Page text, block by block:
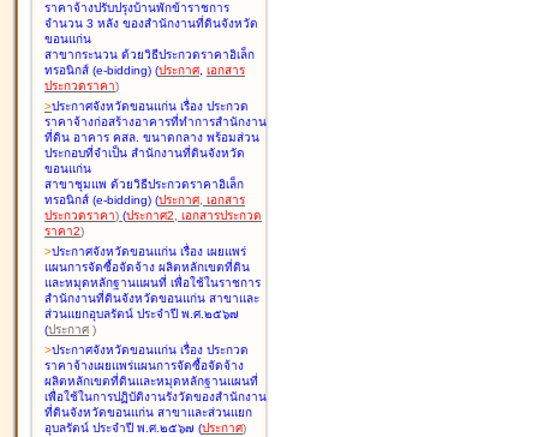
ราคาจ้างปรับปรุงบ้านพักข้าราชการ
จำนวน 3 หลัง ของสำนักงานที่ดินจังหวัด
ขอนแก่น
สาขากระนวน ด้วยวิธีประกวดราคาอิเล็ก
ทรอนิกส์ (e-bidding) (ประกาศ, เอกสาร
ประกวดราคา)
>ประกาศจังหวัดขอนแก่น เรื่อง ประกวด
ราคาจ้างก่อสร้างอาคารที่ทำการสำนักงาน
ที่ดิน อาคาร คสล. ขนาดกลาง พร้อมส่วน
ประกอบที่จำเป็น สำนักงานที่ดินจังหวัด
ขอนแก่น
สาขาชุมแพ ด้วยวิธีประกวดราคาอิเล็ก
ทรอนิกส์ (e-bidding) (ประกาศ, เอกสาร
ประกวดราคา) (ประกาศ2, เอกสารประกวด
ราคา2)
>ประกาศจังหวัดขอนแก่น เรื่อง เผยแพร่
แผนการจัดซื้อจัดจ้าง ผลิตหลักเขตที่ดิน
และหมุดหลักฐานแผนที่ เพื่อใช้ในราชการ
สำนักงานที่ดินจังหวัดขอนแก่น สาขาและ
ส่วนแยกอุบลรัตน์ ประจำปี พ.ศ.๒๕๖๗
(ประกาศ )
>ประกาศจังหวัดขอนแก่น เรื่อง ประกวด
ราคาจ้างเผยแพร่แผนการจัดซื้อจัดจ้าง
ผลิตหลักเขตที่ดินและหมุดหลักฐานแผนที่
เพื่อใช้ในการปฏิบัติงานรังวัดของสำนักงาน
ที่ดินจังหวัดขอนแก่น สาขาและส่วนแยก
อุบลรัตน์ ประจำปี พ.ศ.๒๕๖๗ (ประกาศ)